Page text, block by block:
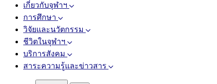
เกี่ยวกับจุฬาฯ
การศึกษา
วิจัยและนวัตกรรม
ชีวิตในจุฬาฯ
บริการสังคม
สาระความรู้และข่าวสาร